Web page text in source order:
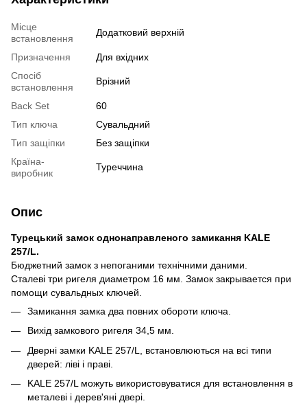
Місце
встановлення
Додатковий верхній
Призначення
Для вхідних
Спосіб
встановлення
Врізний
Back Set
60
Тип ключа
Сувальдний
Тип защіпки
Без защіпки
Країна-
виробник
Туреччина
Опис
Турецький замок однонаправленого замикання KALE
257/L.
Бюджетний замок з непоганими технічними даними.
Сталеві три ригеля диаметром 16 мм. Замок закрывается при
помощи сувальдных ключей.
Замикання замка два повних обороти ключа.
Вихід замкового ригеля 34,5 мм.
Дверні замки KALE 257/L, встановлюються на всі типи
дверей: ліві і праві.
KALE 257/L можуть використовуватися для встановлення в
металеві і дерев'яні двері.